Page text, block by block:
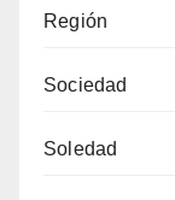
Región
Sociedad
Soledad